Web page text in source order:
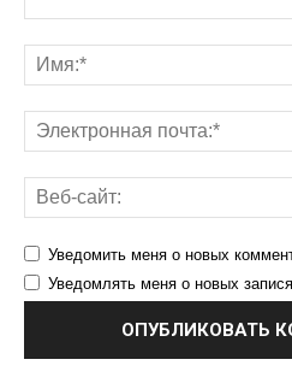
Уведомить меня о новых
Уведомлять меня о новых